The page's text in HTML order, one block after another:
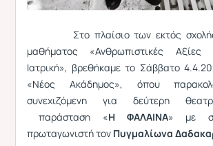
Στο πλαίσιο των εκτός σχολής
μαθήματος «Ανθρωπιστικές Αξίες
Ιατρική», βρεθήκαμε το Σάββατο
«Νέος Ακάδημος», όπου
συνεχιζόμενη για δεύτερη
παράσταση «Η ΦΑΛΑΙΝΑ» με
πρωταγωνιστή τον Πυγμαλίωνα